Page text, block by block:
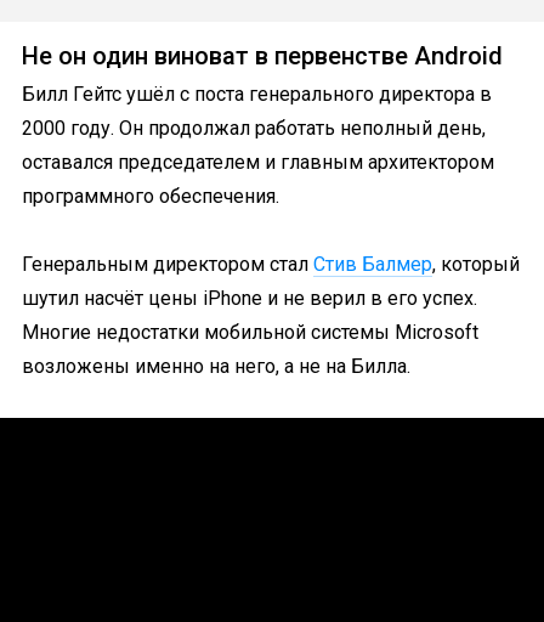
Не он один виноват в первенстве Android
Билл Гейтс ушёл с поста генерального директора в
2000 году. Он продолжал работать неполный день,
оставался председателем и главным архитектором
программного обеспечения.
Генеральным директором стал Стив Балмер, который
шутил насчёт цены iPhone и не верил в его успех.
Многие недостатки мобильной системы Microsoft
возложены именно на него, а не на Билла.